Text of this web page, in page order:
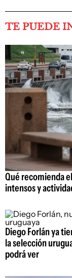
TE PUEDE
Qué recomienda
intensos y
Diego Forlán ya
la selección
podrá ver